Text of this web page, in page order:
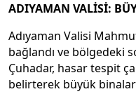
ADIYAMAN VALİSİ:
Adıyaman Valisi
bağlandı ve bölgedeki
Çuhadar, hasar tespit
belirterek büyük